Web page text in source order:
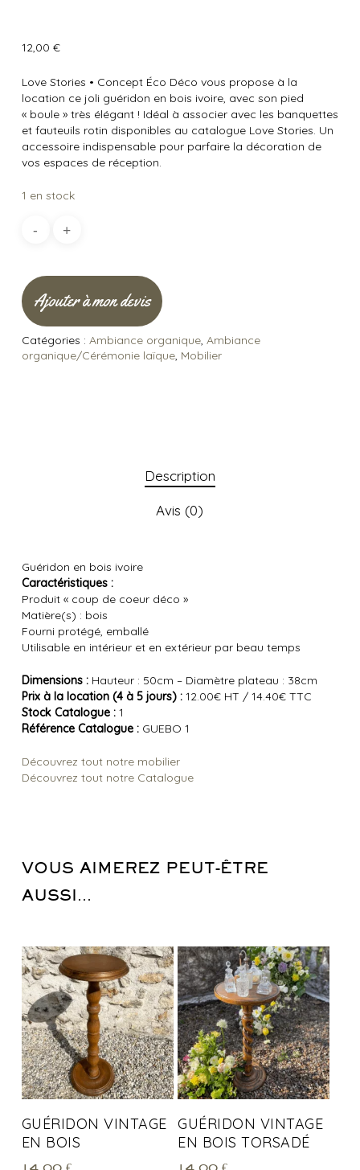
12,00 €
Love Stories • Concept Éco Déco vous propose à la
location ce joli guéridon en bois ivoire, avec son pied
« boule » très élégant ! Idéal à associer avec les banquettes
et fauteuils rotin disponibles au catalogue Love Stories. Un
accessoire indispensable pour parfaire la décoration de
vos espaces de réception.
1 en stock
Ajouter à mon devis
Catégories : Ambiance organique, Ambiance
organique/Cérémonie laïque, Mobilier
Description
Avis (0)
Guéridon en bois ivoire
Caractéristiques :
Produit « coup de coeur déco »
Matière(s) : bois
Fourni protégé, emballé
Utilisable en intérieur et en extérieur par beau temps
Dimensions :Hauteur : 50cm – Diamètre plateau : 38cm
Prix à la location (4 à 5 jours) :12.00€ HT / 14.40€ TTC
Stock Catalogue :1
Référence Catalogue :GUEBO 1
Découvrez tout notre mobilier
Découvrez tout notre Catalogue
VOUS AIMEREZ PEUT-ÊTRE
AUSSI…
GUÉRIDON VINTAGE
EN BOIS
14,00 €
GUÉRIDON VINTAGE
EN BOIS TORSADÉ
14,00€